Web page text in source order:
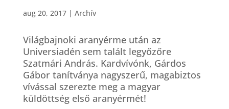
aug 20, 2017| Archív
Világbajnoki aranyérme után az
Universiadén sem talált legyőzőre
Szatmári András. Kardvívónk, Gárdos
Gábor tanítványa nagyszerű, magabiztos
vívással szerezte meg a magyar
küldöttség első aranyérmét!